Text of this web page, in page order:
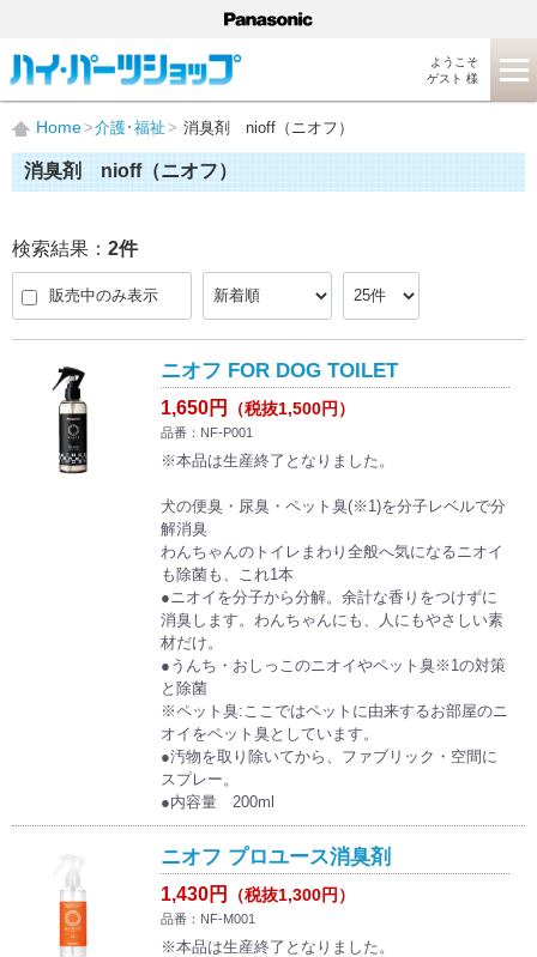
ようこそ
ゲスト 様
Home 介護･福祉 消臭剤 nioff（ニオフ）
消臭剤 nioff（ニオフ）
検索結果： 2件
販売中のみ表示
ニオフ FOR DOG TOILET
1,650円 （税抜1,500円）
品番：NF-P001
※本品は生産終了となりました。
犬の便臭・尿臭・ペット臭(※1)を分子レベルで分
解消臭
わんちゃんのトイレまわり全般へ気になるニオイ
も除菌も、これ1本
●ニオイを分子から分解。余計な香りをつけずに
消臭します。わんちゃんにも、人にもやさしい素
材だけ。
●うんち・おしっこのニオイやペット臭※1の対策
と除菌
※ペット臭:ここではペットに由来するお部屋のニ
オイをペット臭としています。
●汚物を取り除いてから、ファブリック・空間に
スプレー。
●内容量 200ml
ニオフ プロユース消臭剤
1,430円 （税抜1,300円）
品番：NF-M001
※本品は生産終了となりました。